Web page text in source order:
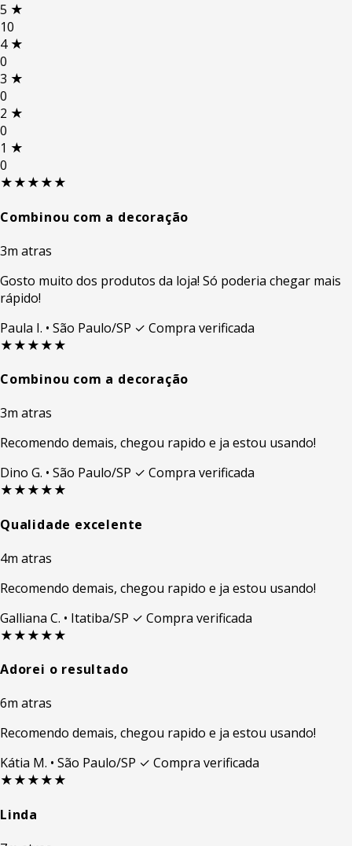
5 ★
10
4 ★
0
3 ★
0
2 ★
0
1 ★
0
★★★★★
Combinou com a decoração
3m atras
Gosto muito dos produtos da loja! Só poderia chegar mais
rápido!
Paula I. • São Paulo/SP ✓ Compra verificada
★★★★★
Combinou com a decoração
3m atras
Recomendo demais, chegou rapido e ja estou usando!
Dino G. • São Paulo/SP ✓ Compra verificada
★★★★★
Qualidade excelente
4m atras
Recomendo demais, chegou rapido e ja estou usando!
Galliana C. • Itatiba/SP ✓ Compra verificada
★★★★★
Adorei o resultado
6m atras
Recomendo demais, chegou rapido e ja estou usando!
Kátia M. • São Paulo/SP ✓ Compra verificada
★★★★★
Linda